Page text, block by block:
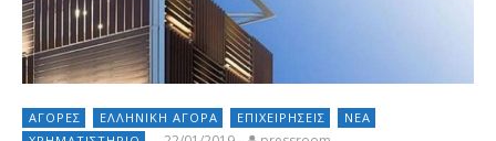
ΑΓΟΡΈΣ ΕΛΛΗΝΙΚΉ ΑΓΟΡΆ ΕΠΙΧΕΙΡΉΣΕΙΣ
ΝΈΑ